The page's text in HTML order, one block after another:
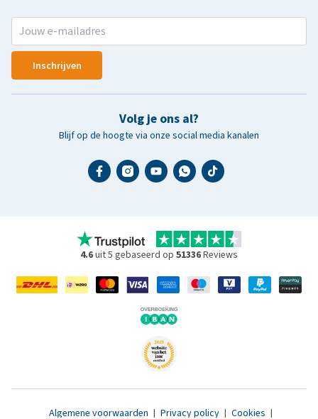
Inschrijven
Volg je ons al?
Blijf op de hoogte via onze social media kanalen
4.6uit 5 gebaseerd op 51336Reviews
Algemene voorwaarden | Privacy policy | Cookies |